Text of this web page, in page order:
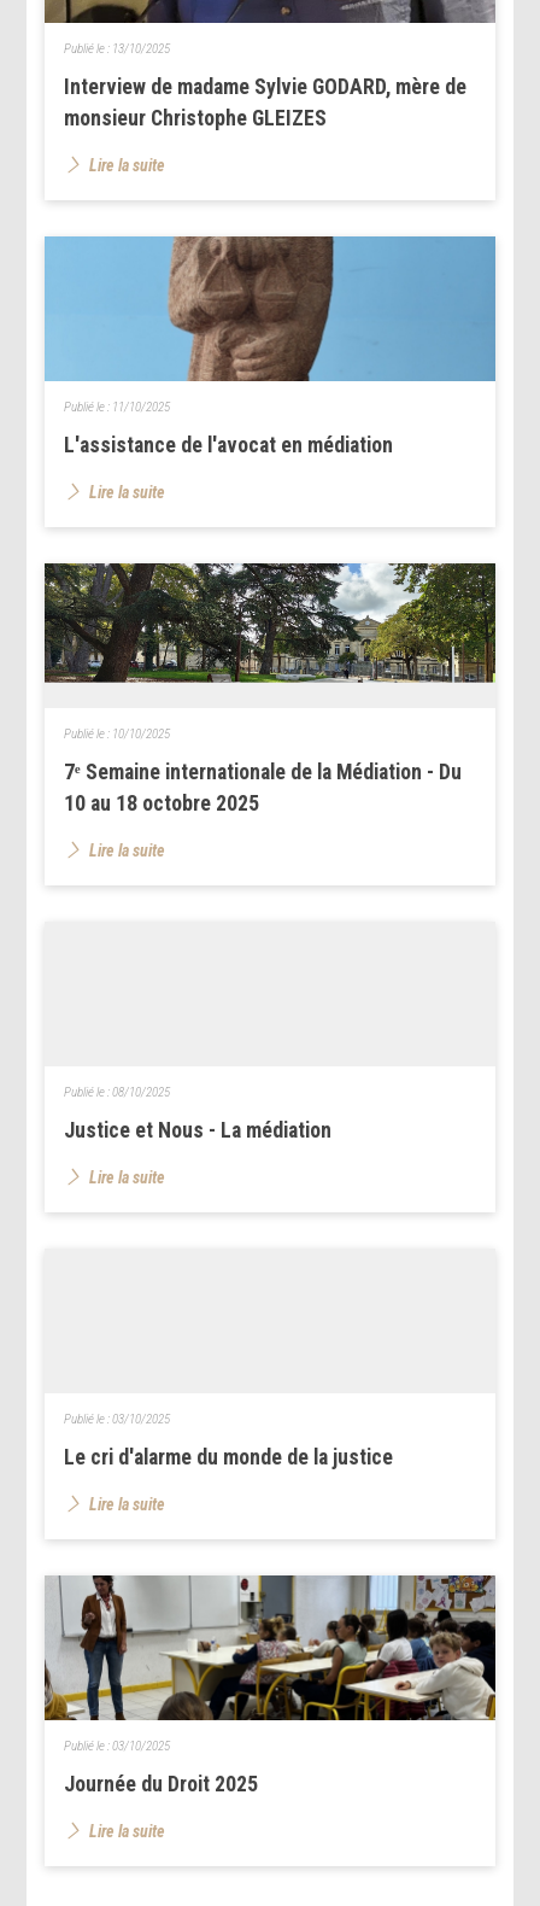
Interview de madame Sylvie GODARD, mère de
monsieur Christophe GLEIZES
Publié le : 13/10/2025
Lire la suite
L'assistance de l'avocat en médiation
Publié le : 11/10/2025
Lire la suite
7ᵉ Semaine internationale de la Médiation - Du
10 au 18 octobre 2025
Publié le : 10/10/2025
Lire la suite
Justice et Nous - La médiation
Publié le :08/10/2025
Lire la suite
Le cri d'alarme du monde de la justice
Publié le :03/10/2025
Lire la suite
Journée du Droit 2025
Publié le :03/10/2025
Lire la suite